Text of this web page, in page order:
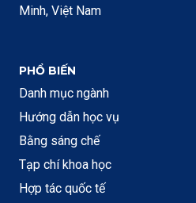
Minh, Việt Nam
PHỔ BIẾN
Danh mục ngành
Hướng dẫn học vụ
Bằng sáng chế
Tạp chí khoa học
Hợp tác quốc tế